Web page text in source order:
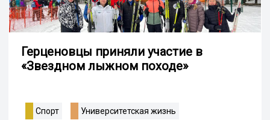
Герценовцы приняли участие в
«Звездном лыжном походе»
Спорт Университетская жизнь